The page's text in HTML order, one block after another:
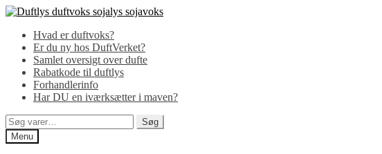
Spring
navigation
Spring
indholdHvad er duftvoks?
Er du ny hos DuftVerket?
Samlet oversigt over dufte
Rabatkode til duftlys
Forhandlerinfo
Har DU en iværksætter i maven?
Søg
efter:
Søg
Menu